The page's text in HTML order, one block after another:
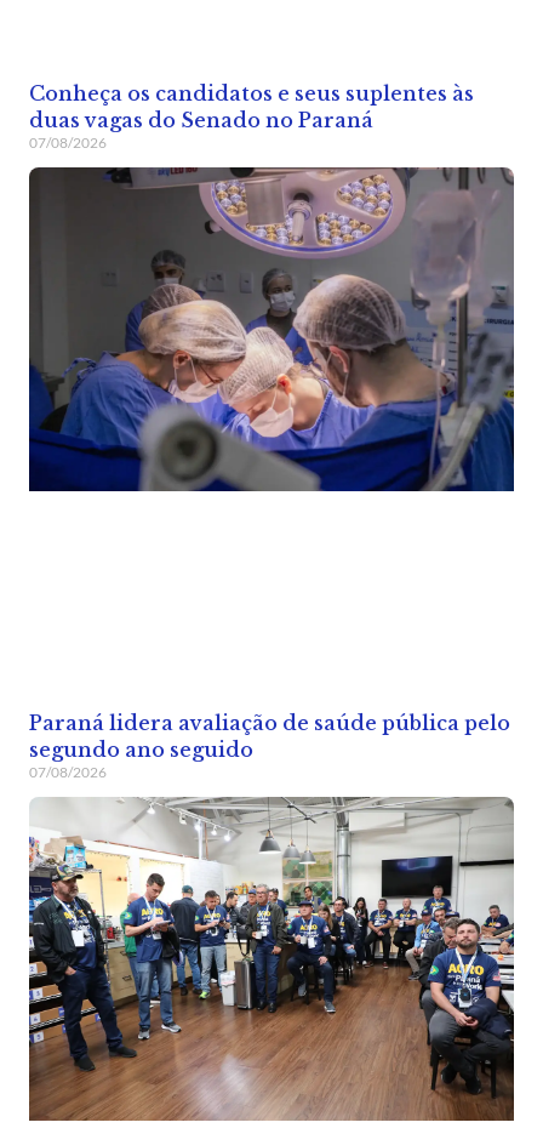
Conheça os candidatos e seus suplentes às
duas vagas do Senado no Paraná
07/08/2026
Paraná lidera avaliação de saúde pública pelo
segundo ano seguido
07/08/2026